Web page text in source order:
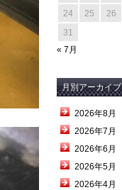
24
25 26
31
« 7月
月別アーカイブ
2026年8月
2026年7月
2026年6月
2026年5月
2026年4月